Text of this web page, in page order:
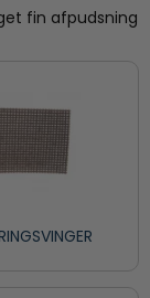
fin afpudsning